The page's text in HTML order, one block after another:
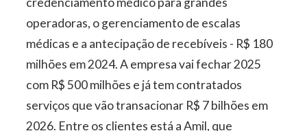
operadoras, o gerenciamento de escalas
médicas e a antecipação de recebíveis - R$ 180
milhões em 2024. A empresa vai fechar 2025
com R$ 500 milhões e já tem contratados
serviços que vão transacionar R$ 7 bilhões em
2026. Entre os clientes está a Amil, que